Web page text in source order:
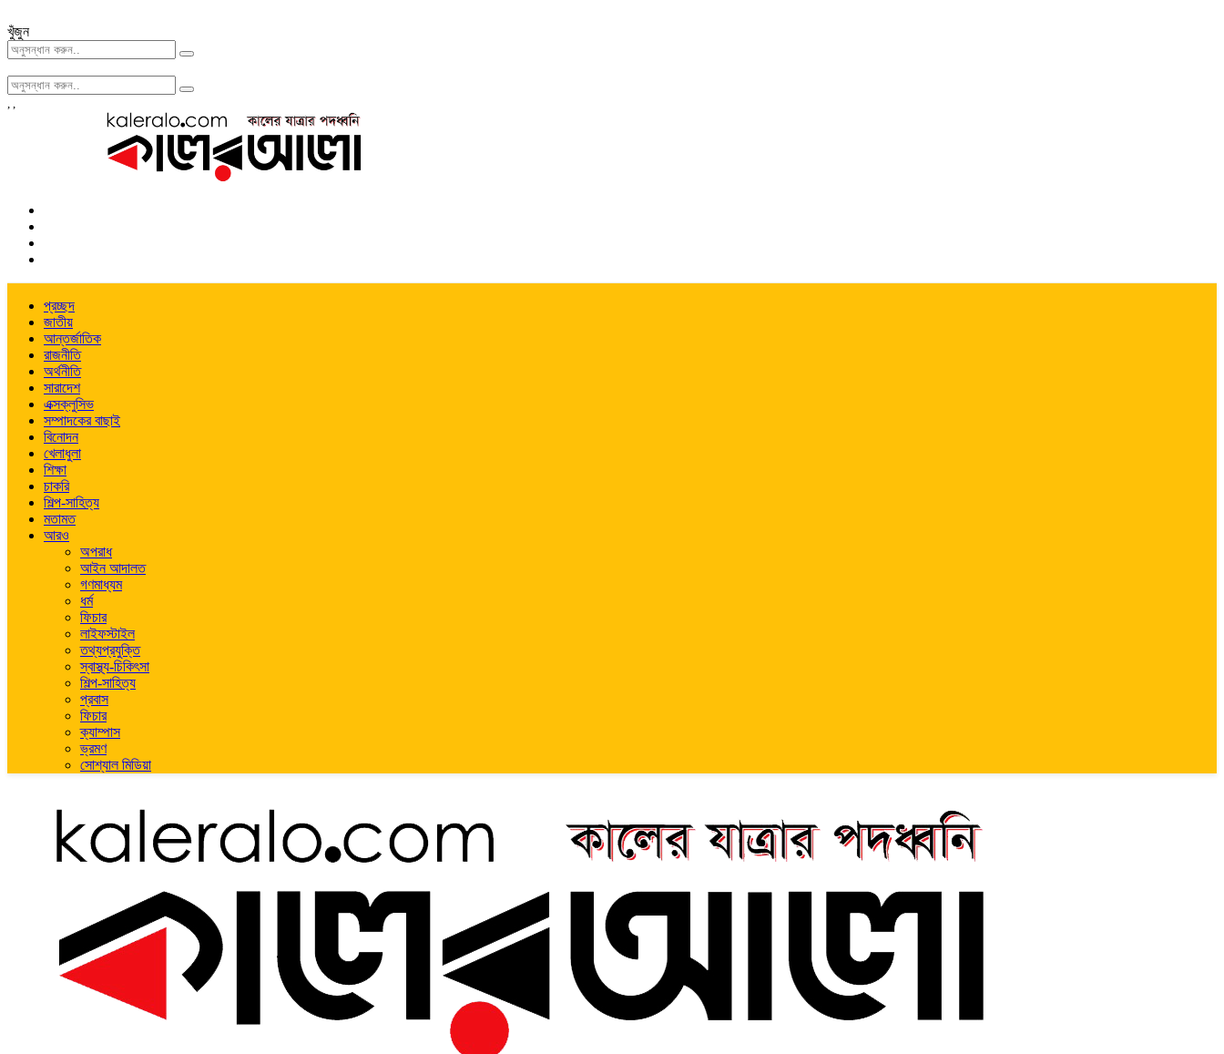
খুঁজুন
, ,
প্রচ্ছদ
জাতীয়
আন্তর্জাতিক
রাজনীতি
অর্থনীতি
সারাদেশ
এক্সক্লুসিভ
সম্পাদকের বাছাই
বিনোদন
খেলাধুলা
শিক্ষা
চাকরি
শিল্প-সাহিত্য
মতামত
আরও
অপরাধ
আইন আদালত
গণমাধ্যম
ধর্ম
ফিচার
লাইফস্টাইল
তথ্যপ্রযুক্তি
স্বাস্থ্য-চিকিৎসা
শিল্প-সাহিত্য
প্রবাস
ফিচার
ক্যাম্পাস
ভ্রমণ
সোশ্যাল মিডিয়া